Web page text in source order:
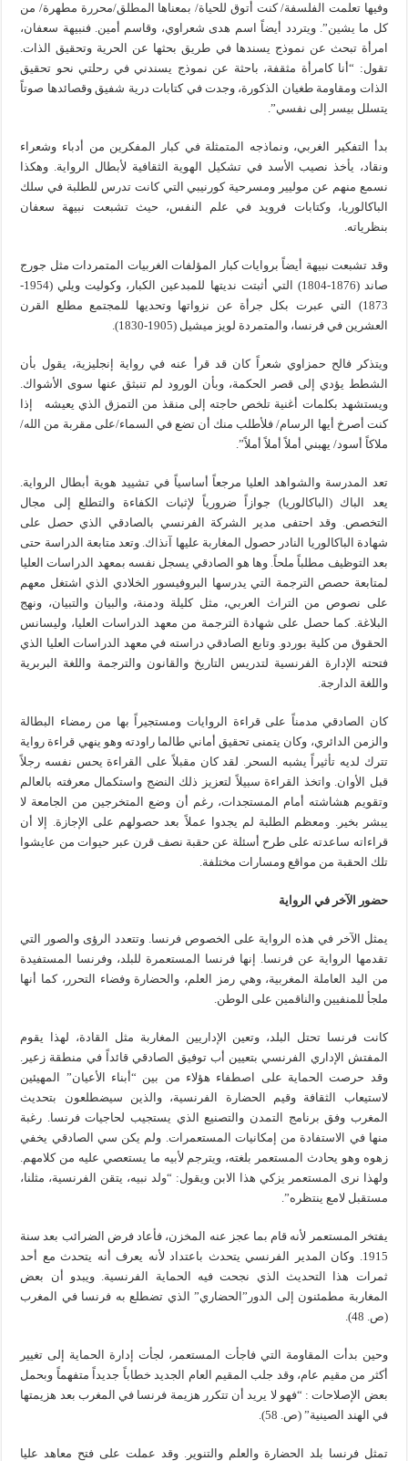
وفيها تعلمت الفلسفة/ كنت أتوق للحياة/ بمعناها المطلق/محررة مطهرة/ من
كل ما يشين”. ويتردد أيضاً اسم هدى شعراوي، وقاسم أمين. فنبيهة سعفان،
امرأة تبحث عن نموذج يسندها في طريق بحثها عن الحرية وتحقيق الذات.
تقول: “أنا كامرأة مثقفة، باحثة عن نموذج يسندني في رحلتي نحو تحقيق
الذات ومقاومة طغيان الذكورة، وجدت في كتابات درية شفيق وقصائدها صوتاً
يتسلل بيسر إلى نفسي”.
بدأ التفكير الغربي، ونماذجه المتمثلة في كبار المفكرين من أدباء وشعراء
ونقاد، يأخذ نصيب الأسد في تشكيل الهوية الثقافية لأبطال الرواية. وهكذا
نسمع منهم عن موليير ومسرحية كورنيبي التي كانت تدرس للطلبة في سلك
الباكالوريا، وكتابات فرويد في علم النفس، حيث تشبعت نبيهة سعفان
بنظرياته.
وقد تشبعت نبيهة أيضاً بروايات كبار المؤلفات الغربيات المتمردات مثل جورج
صاند (1876-1804) التي أثبتت نديتها للمبدعين الكبار، وكوليت ويلي (1954-
1873) التي عبرت بكل جرأة عن نزواتها وتحديها للمجتمع مطلع القرن
العشرين في فرنسا، والمتمردة لويز ميشيل (1905-1830).
ويتذكر فالح حمزاوي شعراً كان قد قرأ عنه في رواية إنجليزية، يقول بأن
الشطط يؤدي إلى قصر الحكمة، وبأن الورود لم تنبثق عنها سوى الأشواك.
ويستشهد بكلمات أغنية تلخص حاجته إلى منقذ من التمزق الذي يعيشه إذا
كنت أصرخ أيها الرسام/ فلأطلب منك أن تضع في السماء/على مقربة من الله/
ملاكاً أسود/ يهبني أملاً أملاً أملاً”.
تعد المدرسة والشواهد العليا مرجعاً أساسياً في تشييد هوية أبطال الرواية.
يعد الباك (الباكالوريا) جوازاً ضرورياً لإثبات الكفاءة والتطلع إلى مجال
التخصص. وقد احتفى مدير الشركة الفرنسي بالصادقي الذي حصل على
شهادة الباكالوريا النادر حصول المغاربة عليها آنذاك. وتعد متابعة الدراسة حتى
بعد التوظيف مطلباً ملحاً. وها هو الصادقي يسجل نفسه بمعهد الدراسات العليا
لمتابعة حصص الترجمة التي يدرسها البروفيسور الخلادي الذي اشتغل معهم
على نصوص من التراث العربي، مثل كليلة ودمنة، والبيان والتبيان، ونهج
البلاغة. كما حصل على شهادة الترجمة من معهد الدراسات العليا، وليسانس
الحقوق من كلية بوردو. وتابع الصادقي دراسته في معهد الدراسات العليا الذي
فتحته الإدارة الفرنسية لتدريس التاريخ والقانون والترجمة واللغة البربرية
واللغة الدارجة.
كان الصادقي مدمناً على قراءة الروايات ومستجيراً بها من رمضاء البطالة
والزمن الدائري، وكان يتمنى تحقيق أماني طالما راودته وهو ينهي قراءة رواية
تترك لديه تأثيراً يشبه السحر. لقد كان مقبلاً على القراءة يحس نفسه رجلاً
قبل الأوان. واتخذ القراءة سبيلاً لتعزيز ذلك النضج واستكمال معرفته بالعالم
وتقويم هشاشته أمام المستجدات، رغم أن وضع المتخرجين من الجامعة لا
يبشر بخير. ومعظم الطلبة لم يجدوا عملاً بعد حصولهم على الإجازة. إلا أن
قراءاته ساعدته على طرح أسئلة عن حقبة نصف قرن عبر حيوات من عايشوا
تلك الحقبة من مواقع ومسارات مختلفة.
حضور الآخر في الرواية
يمثل الآخر في هذه الرواية على الخصوص فرنسا. وتتعدد الرؤى والصور التي
تقدمها الرواية عن فرنسا. إنها فرنسا المستعمرة للبلد، وفرنسا المستفيدة
من اليد العاملة المغربية، وهي رمز العلم، والحضارة وفضاء التحرر، كما أنها
ملجأ للمنفيين والناقمين على الوطن.
كانت فرنسا تحتل البلد، وتعين الإداريين المغاربة مثل القادة، لهذا يقوم
المفتش الإداري الفرنسي بتعيين أب توفيق الصادقي قائداً في منطقة زعير.
وقد حرصت الحماية على اصطفاء هؤلاء من بين “أبناء الأعيان” المهيئين
لاستيعاب الثقافة وقيم الحضارة الفرنسية، والذين سيضطلعون بتحديث
المغرب وفق برنامج التمدن والتصنيع الذي يستجيب لحاجيات فرنسا. رغبة
منها في الاستفادة من إمكانيات المستعمرات. ولم يكن سي الصادقي يخفي
زهوه وهو يحادث المستعمر بلغته، ويترجم لأبيه ما يستعصي عليه من كلامهم.
ولهذا نرى المستعمر يزكي هذا الابن ويقول: “ولد نبيه، يتقن الفرنسية، مثلنا،
مستقبل لامع ينتظره”.
يفتخر المستعمر لأنه قام بما عجز عنه المخزن، فأعاد فرض الضرائب بعد سنة
1915. وكان المدير الفرنسي يتحدث باعتداد لأنه يعرف أنه يتحدث مع أحد
ثمرات هذا التحديث الذي نجحت فيه الحماية الفرنسية. ويبدو أن بعض
المغاربة مطمئنون إلى الدور”الحضاري” الذي تضطلع به فرنسا في المغرب
(ص. 48).
وحين بدأت المقاومة التي فاجأت المستعمر، لجأت إدارة الحماية إلى تغيير
أكثر من مقيم عام، وقد جلب المقيم العام الجديد خطاباً جديداً متفهماً وبحمل
بعض الإصلاحات : “فهو لا يريد أن تتكرر هزيمة فرنسا في المغرب بعد هزيمتها
في الهند الصينية” (ص. 58).
تمثل فرنسا بلد الحضارة والعلم والتنوير. وقد عملت على فتح معاهد عليا